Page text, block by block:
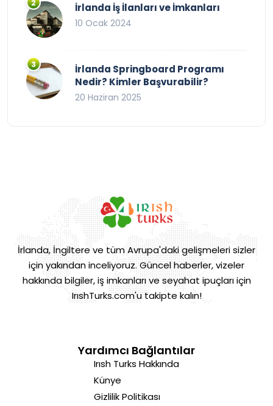
İrlanda İş İlanları ve İmkanları
10 Ocak 2024
İrlanda Springboard Programı
Nedir? Kimler Başvurabilir?
20 Haziran 2025
İrlanda, İngiltere ve tüm Avrupa'daki gelişmeleri sizler
için yakından inceliyoruz. Güncel haberler, vizeler
hakkında bilgiler, iş imkanları ve seyahat ipuçları için
IrıshTurks.com'u takipte kalın!
Yardımcı Bağlantılar
Irısh Turks Hakkında
Künye
Gizlilik Politikası